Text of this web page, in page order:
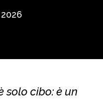
solo cibo: è un